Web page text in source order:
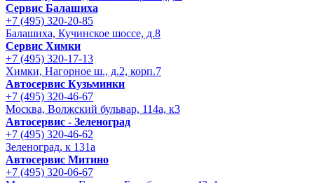
Сервис Балашиха
+7 (495) 320-20-85
Балашиха, Кучинское шоссе, д.8
Сервис Химки
+7 (495) 320-17-13
Химки, Нагорное ш., д.2, корп.7
Автосервис Кузьминки
+7 (495) 320-46-67
Москва, Волжский бульвар, 114а, к3
Автосервис - Зеленоград
+7 (495) 320-46-62
Зеленоград, к 131а
Автосервис Митино
+7 (495) 320-06-67